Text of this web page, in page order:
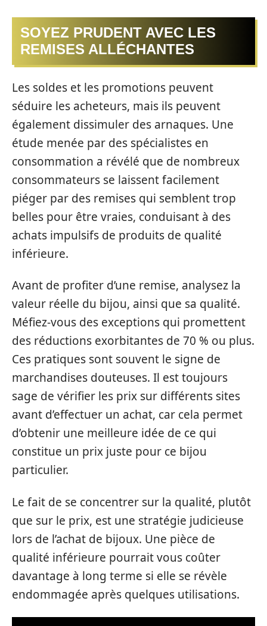
SOYEZ PRUDENT AVEC LES
REMISES ALLÉCHANTES
Les soldes et les promotions peuvent
séduire les acheteurs, mais ils peuvent
également dissimuler des arnaques. Une
étude menée par des spécialistes en
consommation a révélé que de nombreux
consommateurs se laissent facilement
piéger par des remises qui semblent trop
belles pour être vraies, conduisant à des
achats impulsifs de produits de qualité
inférieure.
Avant de profiter d’une remise, analysez la
valeur réelle du bijou, ainsi que sa qualité.
Méfiez-vous des exceptions qui promettent
des réductions exorbitantes de 70 % ou plus.
Ces pratiques sont souvent le signe de
marchandises douteuses. Il est toujours
sage de vérifier les prix sur différents sites
avant d’effectuer un achat, car cela permet
d’obtenir une meilleure idée de ce qui
constitue un prix juste pour ce bijou
particulier.
Le fait de se concentrer sur la qualité, plutôt
que sur le prix, est une stratégie judicieuse
lors de l’achat de bijoux. Une pièce de
qualité inférieure pourrait vous coûter
davantage à long terme si elle se révèle
endommagée après quelques utilisations.